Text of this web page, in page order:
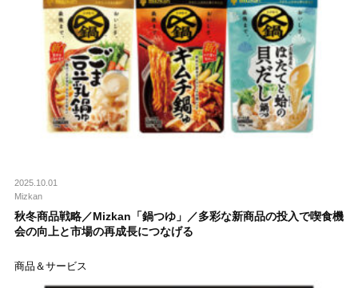
2025.10.01
Mizkan
秋冬商品戦略／Mizkan「鍋つゆ」／多彩な新商品の投入で喫食機
会の向上と市場の再成長につなげる
商品＆サービス